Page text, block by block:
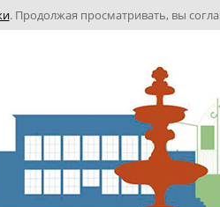
. Продолжая просматривать, вы